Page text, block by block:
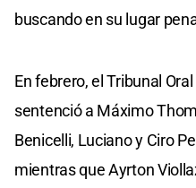
buscando en su lugar
En febrero, el Tribunal
sentenció a Máximo
Benicelli, Luciano y Ciro
mientras que Ayrton